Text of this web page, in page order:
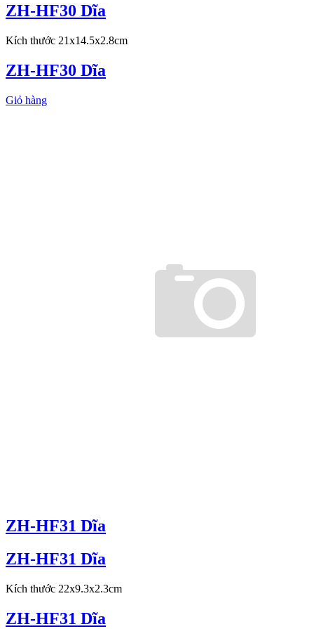
ZH-HF30 Dĩa
Kích thước 21x14.5x2.8cm
ZH-HF30 Dĩa
Giỏ hàng
ZH-HF31 Dĩa
ZH-HF31 Dĩa
Kích thước 22x9.3x2.3cm
ZH-HF31 Dĩa